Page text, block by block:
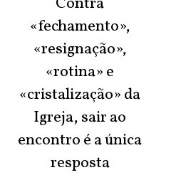
«fechamento»,
«resignação»,
«rotina» e
«cristalização» da
Igreja, sair ao
encontro é a única
resposta